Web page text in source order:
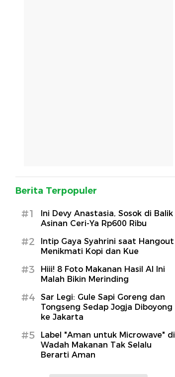
Berita Terpopuler
#1
Ini Devy Anastasia, Sosok di Balik
Asinan Ceri-Ya Rp600 Ribu
#2
Intip Gaya Syahrini saat Hangout
Menikmati Kopi dan Kue
#3
Hiii! 8 Foto Makanan Hasil AI Ini
Malah Bikin Merinding
#4
Sar Legi: Gule Sapi Goreng dan
Tongseng Sedap Jogja Diboyong
ke Jakarta
#5
Label "Aman untuk Microwave" di
Wadah Makanan Tak Selalu
Berarti Aman